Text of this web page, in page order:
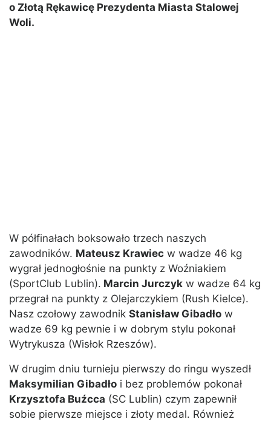
o Złotą Rękawicę Prezydenta Miasta Stalowej
Woli.
W półfinałach boksowało trzech naszych
zawodników. Mateusz Krawiec w wadze 46 kg
wygrał jednogłośnie na punkty z Woźniakiem
(SportClub Lublin). Marcin Jurczyk w wadze 64 kg
przegrał na punkty z Olejarczykiem (Rush Kielce).
Nasz czołowy zawodnik Stanisław Gibadło w
wadze 69 kg pewnie i w dobrym stylu pokonał
Wytrykusza (Wisłok Rzeszów).
W drugim dniu turnieju pierwszy do ringu wyszedł
Maksymilian Gibadło i bez problemów pokonał
Krzysztofa Buźcca (SC Lublin) czym zapewnił
sobie pierwsze miejsce i złoty medal. Również